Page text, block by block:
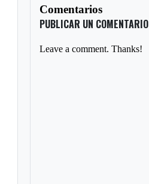
Comentarios
PUBLICAR UN COMENTARIO
Leave a comment. Thanks!